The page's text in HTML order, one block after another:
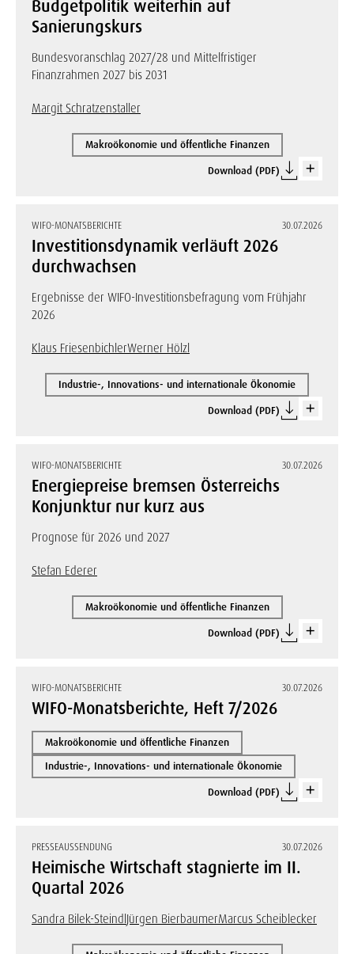
Budgetpolitik weiterhin auf
Sanierungskurs
Bundesvoranschlag 2027/28 und Mittelfristiger
Finanzrahmen 2027 bis 2031
Margit Schratzenstaller
Makroökonomie und öffentliche Finanzen
Download (PDF)
WIFO-MONATSBERICHTE 30.07.2026
Investitionsdynamik verläuft 2026
durchwachsen
Ergebnisse der WIFO-Investitionsbefragung vom Frühjahr
2026
Klaus FriesenbichlerWerner Hölzl
Industrie-, Innovations- und internationale Ökonomie
Download (PDF)
WIFO-MONATSBERICHTE 30.07.2026
Energiepreise bremsen Österreichs
Konjunktur nur kurz aus
Prognose für 2026 und 2027
Stefan Ederer
Makroökonomie und öffentliche Finanzen
Download (PDF)
WIFO-MONATSBERICHTE 30.07.2026
WIFO-Monatsberichte, Heft 7/2026
Makroökonomie und öffentliche Finanzen
Industrie-, Innovations- und internationale Ökonomie
Download (PDF)
PRESSEAUSSENDUNG 30.07.2026
Heimische Wirtschaft stagnierte im II.
Quartal 2026
Sandra Bilek-SteindlJürgen BierbaumerMarcus Scheiblecker